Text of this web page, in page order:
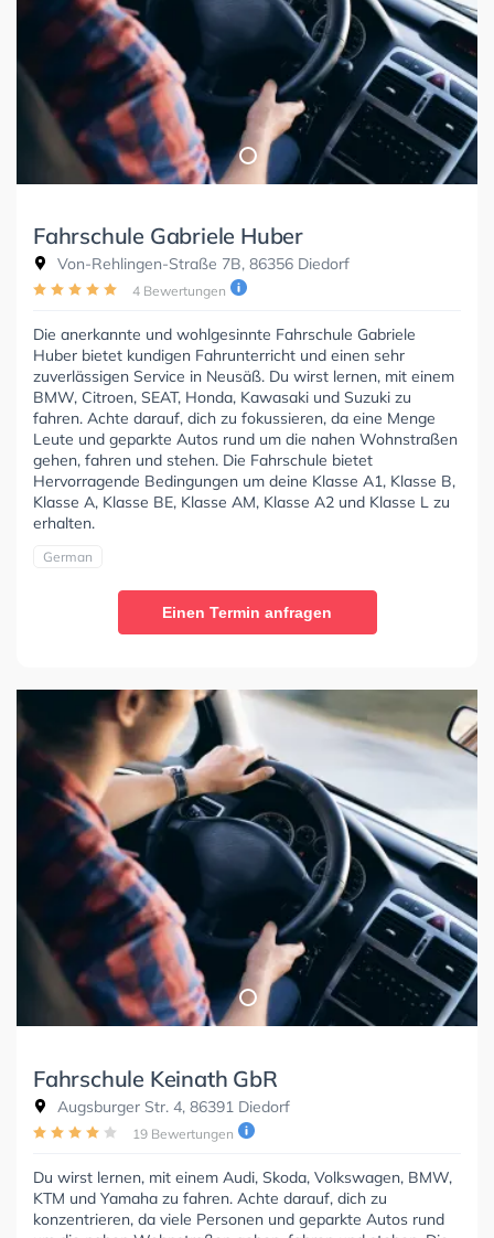
Fahrschule Gabriele Huber
Von-Rehlingen-Straße 7B, 86356 Diedorf
4 Bewertungen
Die anerkannte und wohlgesinnte Fahrschule Gabriele
Huber bietet kundigen Fahrunterricht und einen sehr
zuverlässigen Service in Neusäß. Du wirst lernen, mit einem
BMW, Citroen, SEAT, Honda, Kawasaki und Suzuki zu
fahren. Achte darauf, dich zu fokussieren, da eine Menge
Leute und geparkte Autos rund um die nahen Wohnstraßen
gehen, fahren und stehen. Die Fahrschule bietet
Hervorragende Bedingungen um deine Klasse A1, Klasse B,
Klasse A, Klasse BE, Klasse AM, Klasse A2 und Klasse L zu
erhalten.
German
Einen Termin anfragen
Fahrschule Keinath GbR
Augsburger Str. 4, 86391 Diedorf
19 Bewertungen
Du wirst lernen, mit einem Audi, Skoda, Volkswagen, BMW,
KTM und Yamaha zu fahren. Achte darauf, dich zu
konzentrieren, da viele Personen und geparkte Autos rund